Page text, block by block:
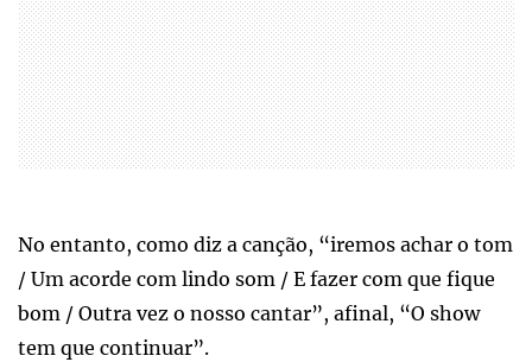
No entanto, como diz a canção, “iremos achar o tom
/ Um acorde com lindo som / E fazer com que fique
bom / Outra vez o nosso cantar”, afinal, “O show
tem que continuar”.